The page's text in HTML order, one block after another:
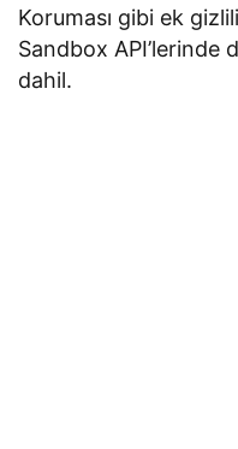
Koruması gibi ek
Sandbox API’lerinde
dahil.